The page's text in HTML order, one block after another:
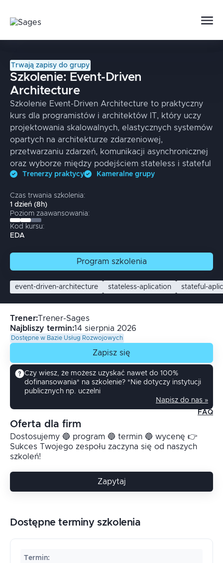
Trwają zapisy do grupy
Szkolenie: Event-Driven
Architecture
Szkolenie Event-Driven Architecture to praktyczny
kurs dla programistów i architektów IT, który uczy
projektowania skalowalnych, elastycznych systemów
opartych na architekturze zdarzeniowej,
przetwarzaniu zdarzeń, komunikacji asynchronicznej
oraz wyborze między podejściem stateless i stateful
Trenerzy praktycy Kameralne grupy
Czas trwania szkolenia:
1 dzień (8 h)
Poziom zaawansowania:
Kod kursu:
EDA
Program szkolenia
event-driven-architecture stateless-aplication stateful-
Trener:Trener-Sages
Najbliszy termin:14 sierpnia 2026
Dostępne w Bazie Usług Rozwojowych
Zapisz się
Czy wiesz, że możesz uzyskać nawet do 100%
dofinansowania* na szkolenie? *Nie dotyczy instytucji
publicznych np. uczelni
Napisz do nas »
FAQ
Oferta dla firm
Dostosujemy 🔵 program 🔵 termin 🔵 wycenę 👉
Sukces Twojego zespołu zaczyna się od naszych
szkoleń!
Zapytaj
Dostępne terminy szkolenia
Termin: